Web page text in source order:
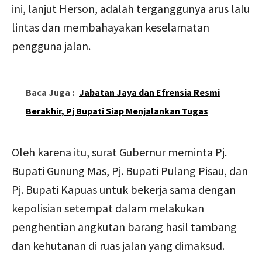
ini, lanjut Herson, adalah terganggunya arus lalu
lintas dan membahayakan keselamatan
pengguna jalan.
Baca Juga : Jabatan Jaya dan Efrensia Resmi
Berakhir, Pj Bupati Siap Menjalankan Tugas
Oleh karena itu, surat Gubernur meminta Pj.
Bupati Gunung Mas, Pj. Bupati Pulang Pisau, dan
Pj. Bupati Kapuas untuk bekerja sama dengan
kepolisian setempat dalam melakukan
penghentian angkutan barang hasil tambang
dan kehutanan di ruas jalan yang dimaksud.